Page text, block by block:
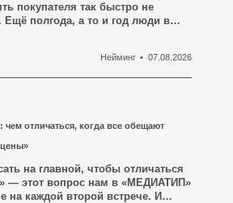
покупателя так быстро не
Ещё полгода, а то и год люди в
вас по старому имени,
и звонить по номеру, который
в шапке сайта.
Нейминг 07.08.2026
отличаться, когда все обещают
цены»
на главной, чтобы отличаться
— этот вопрос нам в «МЕДИАТИП»
на каждой второй встрече. И